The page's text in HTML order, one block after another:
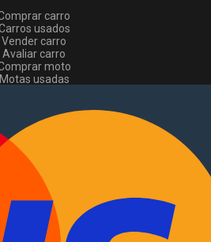
carro
usados
Vender carro
Avaliar carro
moto
Motas usadas
usados
comerciais
comprar e vender
de anúncios
VIN e matrícula
Sitemap
Sobre Nós